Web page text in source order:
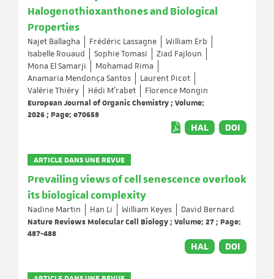
Halogenothioxanthones and Biological
Properties
Najet Ballagha Frédéric Lassagne
William Erb
Isabelle Rouaud
Sophie Tomasi
Ziad Fajloun
Mona El Samarji
Mohamad Rima
Anamaria Mendonça Santos
Laurent Picot
Valérie Thiéry
Hédi M’rabet
Florence Mongin
European Journal of Organic Chemistry ; Volume:
2026 ; Page: e70658
HAL DOI
ARTICLE DANS UNE REVUE
Prevailing views of cell senescence overlook
its biological complexity
Nadine Martin Han Li William Keyes
David Bernard
Nature Reviews Molecular Cell Biology ; Volume: 27 ; Page:
487-488
HAL DOI